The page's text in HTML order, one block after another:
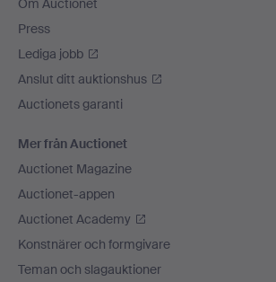
Om Auctionet
Press
Lediga jobb
Anslut ditt auktionshus
Auctionets garanti
Mer från Auctionet
Auctionet Magazine
Auctionet-appen
Auctionet Academy
Konstnärer och formgivare
Teman och slagauktioner